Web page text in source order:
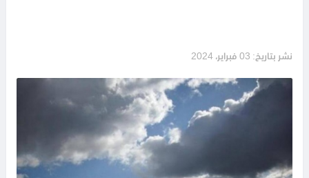
نشر بتاريخ: 03 فبراير، 2024